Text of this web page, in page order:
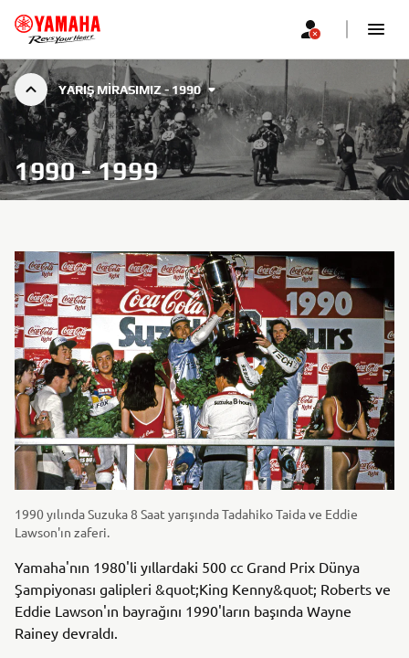
YARIŞ MIRASIMIZ - 1990
1990 - 1999
1990 yılında Suzuka 8 Saat yarışında Tadahiko Taida ve Eddie
Lawson'ın zaferi.
Yamaha'nın 1980'li yıllardaki 500 cc Grand Prix Dünya
Şampiyonası galipleri &quot;King Kenny&quot; Roberts ve
Eddie Lawson'ın bayrağını 1990'ların başında Wayne
Rainey devraldı.